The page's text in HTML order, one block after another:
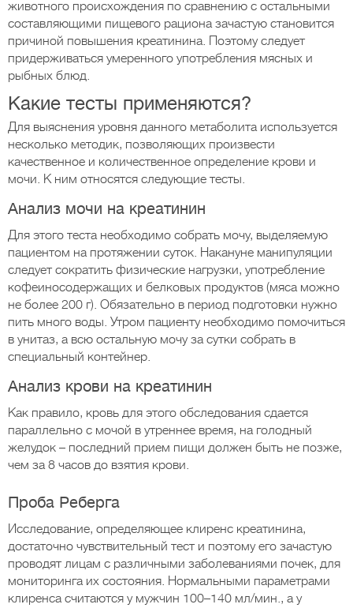
животного происхождения по сравнению с остальными
составляющими пищевого рациона зачастую становится
причиной повышения креатинина. Поэтому следует
придерживаться умеренного употребления мясных и
рыбных блюд.
Какие тесты применяются?
Для выяснения уровня данного метаболита используется
несколько методик, позволяющих произвести
качественное и количественное определение крови и
мочи. К ним относятся следующие тесты.
Анализ мочи на креатинин
Для этого теста необходимо собрать мочу, выделяемую
пациентом на протяжении суток. Накануне манипуляции
следует сократить физические нагрузки, употребление
кофеиносодержащих и белковых продуктов (мяса можно
не более 200 г). Обязательно в период подготовки нужно
пить много воды. Утром пациенту необходимо помочиться
в унитаз, а всю остальную мочу за сутки собрать в
специальный контейнер.
Анализ крови на креатинин
Как правило, кровь для этого обследования сдается
параллельно с мочой в утреннее время, на голодный
желудок – последний прием пищи должен быть не позже,
чем за 8 часов до взятия крови.
Проба Реберга
Исследование, определяющее клиренс креатинина,
достаточно чувствительный тест и поэтому его зачастую
проводят лицам с различными заболеваниями почек, для
мониторинга их состояния. Нормальными параметрами
клиренса считаются у мужчин 100–140 мл/мин., а у